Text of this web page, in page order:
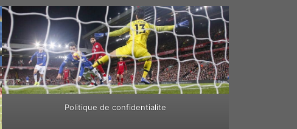
Politique de confidentialite